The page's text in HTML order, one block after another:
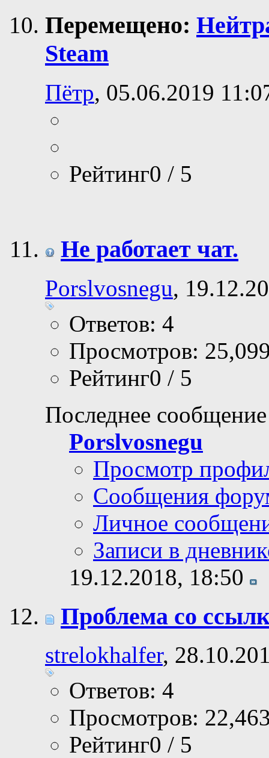
Перемещено:
Steam
Пётр, 05.06.2019
Рейтинг0 / 5
Не работает чат.
Porslvosnegu,
Ответов: 4
Просмотров:
Рейтинг0 / 5
Последнее
Porslvosnegu
Просмотр
Сообщения
Личное
Записи в
19.12.2018, 18:50
Проблема со
strelokhalfer,
Ответов: 4
Просмотров:
Рейтинг0 / 5